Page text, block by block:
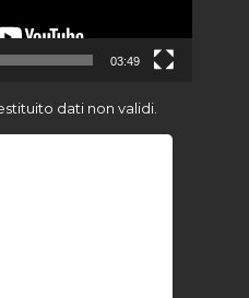
03:49
dati non validi.